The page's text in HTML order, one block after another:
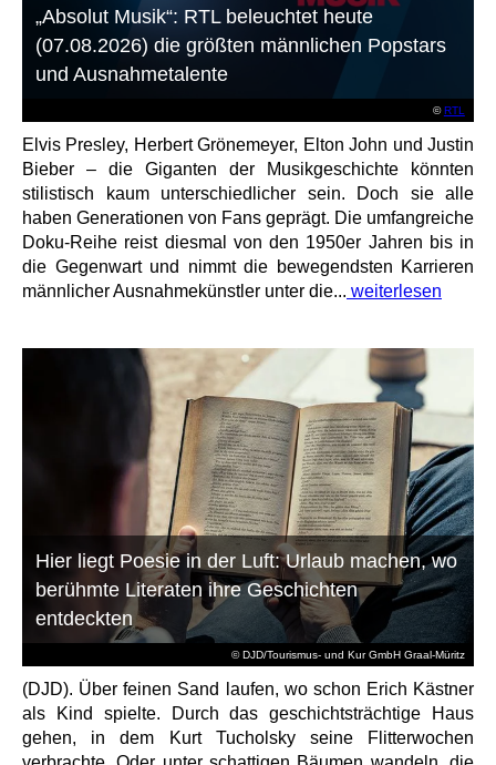
©RTL
„Absolut Musik“: RTL beleuchtet heute
(07.08.2026) die größten männlichen Popstars
und Ausnahmetalente
Elvis Presley, Herbert Grönemeyer, Elton John und Justin
Bieber – die Giganten der Musikgeschichte könnten
stilistisch kaum unterschiedlicher sein. Doch sie alle
haben Generationen von Fans geprägt. Die umfangreiche
Doku-Reihe reist diesmal von den 1950er Jahren bis in
die Gegenwart und nimmt die bewegendsten Karrieren
männlicher Ausnahmekünstler unter die... weiterlesen
© DJD/Tourismus- und Kur GmbH Graal-Müritz
Hier liegt Poesie in der Luft: Urlaub machen, wo
berühmte Literaten ihre Geschichten
entdeckten
(DJD). Über feinen Sand laufen, wo schon Erich Kästner
als Kind spielte. Durch das geschichtsträchtige Haus
gehen, in dem Kurt Tucholsky seine Flitterwochen